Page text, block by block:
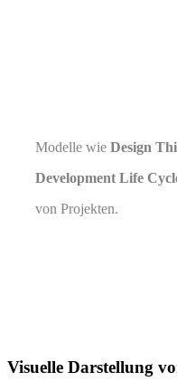
Modelle wieDesign
Development Life
von Projekten.
Visuelle Darstellung